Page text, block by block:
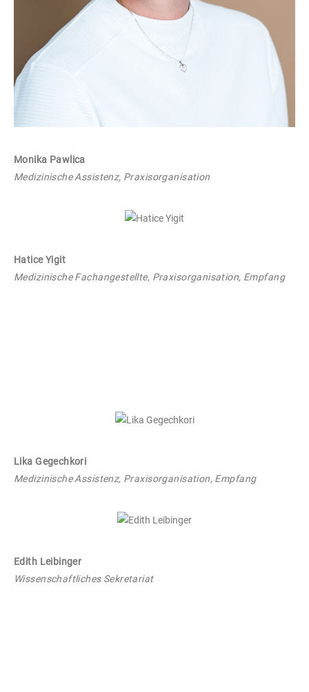
Monika Pawlica
Medizinische Assistenz, Praxisorganisation
Hatice Yigit
Medizinische Fachangestellte, Praxisorganisation, Empfang
Lika Gegechkori
Medizinische Assistenz, Praxisorganisation, Empfang
Edith Leibinger
Wissenschaftliches Sekretariat